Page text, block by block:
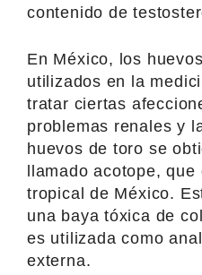
contenido de
En México, los
utilizados en la
tratar ciertas
problemas renales y
huevos de toro se
llamado acotope, que
tropical de México.
una baya tóxica de
es utilizada como
externa.